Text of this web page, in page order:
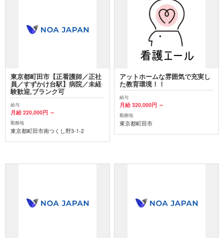
東京都町田市【正看護師／正社
員／すずかけ台駅】病院／未経
験歓迎,ブランク可
給与
月給 220,000円 ～
勤務地
東京都町田市南つくし野3-1-2
アットホームな雰囲気で充実し
た教育環境！！
給与
月給 320,000円 ～
勤務地
東京都町田市